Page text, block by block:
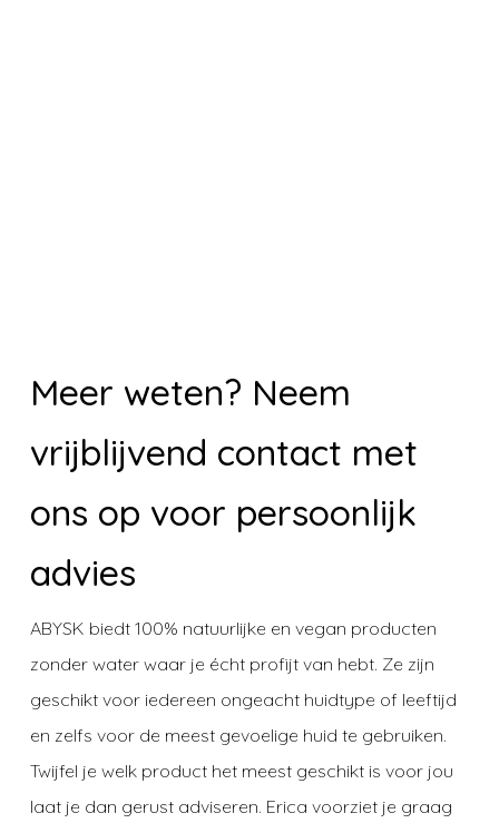
Meer weten? Neem
vrijblijvend contact met
ons op voor persoonlijk
advies
ABYSK biedt 100% natuurlijke en vegan producten
zonder water waar je écht profijt van hebt. Ze zijn
geschikt voor iedereen ongeacht huidtype of leeftijd
en zelfs voor de meest gevoelige huid te gebruiken.
Twijfel je welk product het meest geschikt is voor jou
laat je dan gerust adviseren. Erica voorziet je graag